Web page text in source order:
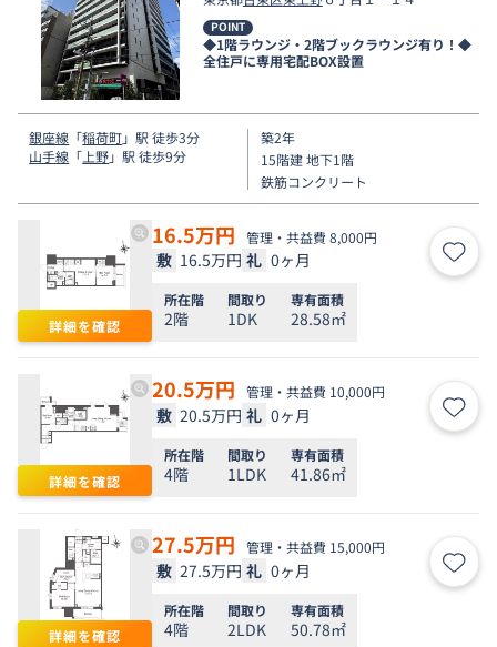
POINT
◆1階ラウンジ・2階ブックラウンジ有り！◆
全住戸に専用宅配BOX設置
銀座線 「稲荷町」駅 徒歩3分
山手線 「 上野」駅 徒歩9分
築2年
15階建 地下1階
鉄筋コンクリート
詳細を確認
16.5万円 管理・共益費 8,000円
敷 16.5万円 礼 0ヶ月 お気
所在階
2階
間取り
1DK
専有面積
28.58㎡
詳細を確認
20.5万円 管理・共益費 10,000円
敷 20.5万円 礼 0ヶ月 お気
所在階
4階
間取り
1LDK
専有面積
41.86㎡
詳細を確認
27.5万円 管理・共益費 15,000円
敷 27.5万円 礼 0ヶ月 お気
所在階
4階
間取り
2LDK
専有面積
50.78㎡